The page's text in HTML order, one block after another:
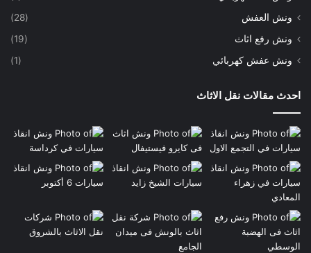
ونش العفش
(28)
ونش رفع اثاث
(19)
ونش عفش كهربائي
(1)
احدث مقالات نقل الاثاث